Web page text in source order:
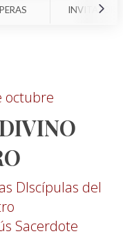
octubre
DIscípulas del
Sacerdote